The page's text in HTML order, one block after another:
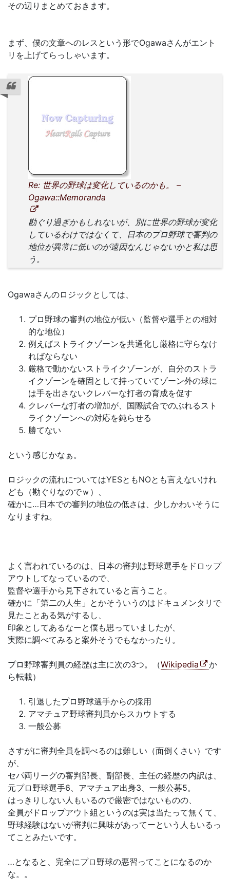
その辺りまとめておきます。
まず、僕の文章へのレスという形でOgawaさんがエント
リを上げてらっしゃいます。
Re: 世界の野球は変化しているのかも。 –
Ogawa::Memoranda
勘ぐり過ぎかもしれないが、別に世界の野球が変化
しているわけではなくて、日本のプロ野球で審判の
地位が異常に低いのが遠因なんじゃないかと私は思
う。
Ogawaさんのロジックとしては、
プロ野球の審判の地位が低い（監督や選手との相対
的な地位）
例えばストライクゾーンを共通化し厳格に守らなけ
ればならない
厳格で動かないストライクゾーンが、自分のストラ
イクゾーンを確固として持っていてゾーン外の球に
は手を出さないクレバーな打者の育成を促す
クレバーな打者の増加が、国際試合でのぶれるスト
ライクゾーンへの対応を鈍らせる
勝てない
という感じかなぁ。
ロジックの流れについてはYESともNOとも言えないけれ
ども（勘ぐりなのでｗ）、
確かに…日本での審判の地位の低さは、少しかわいそうに
なりますね。
よく言われているのは、日本の審判は野球選手をドロップ
アウトしてなっているので、
監督や選手から見下されていると言うこと。
確かに「第二の人生」とかそういうのはドキュメンタリで
見たことある気がするし、
印象としてあるなーと僕も思っていましたが、
実際に調べてみると案外そうでもなかったり。
プロ野球審判員の経歴は主に次の3つ。（Wikipedia
か
ら転載）
引退したプロ野球選手からの採用
アマチュア野球審判員からスカウトする
一般公募
さすがに審判全員を調べるのは難しい（面倒くさい）です
が、
セパ両リーグの審判部長、副部長、主任の経歴の内訳は、
元プロ野球選手6、アマチュア出身3、一般公募5。
はっきりしない人もいるので厳密ではないものの、
全員がドロップアウト組というのは実は当たって無くて、
野球経験はないが審判に興味があってーという人もいるっ
てことみたいです。
…となると、完全にプロ野球の悪習ってことになるのか
な。。